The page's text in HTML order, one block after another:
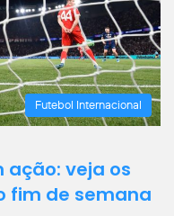
Futebol Internacional
ação: veja os
fim de semana